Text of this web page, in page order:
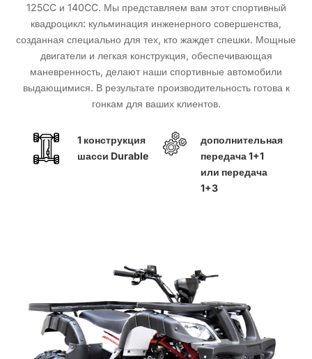
125CC и 140CC. Мы представляем вам этот спортивный
квадроцикл: кульминация инженерного совершенства,
созданная специально для тех, кто жаждет спешки. Мощные
двигатели и легкая конструкция, обеспечивающая
маневренность, делают наши спортивные автомобили
выдающимися. В результате производительность готова к
гонкам для ваших клиентов.
1 конструкция
шасси Durable
дополнительная
передача 1+1
или передача
1+3